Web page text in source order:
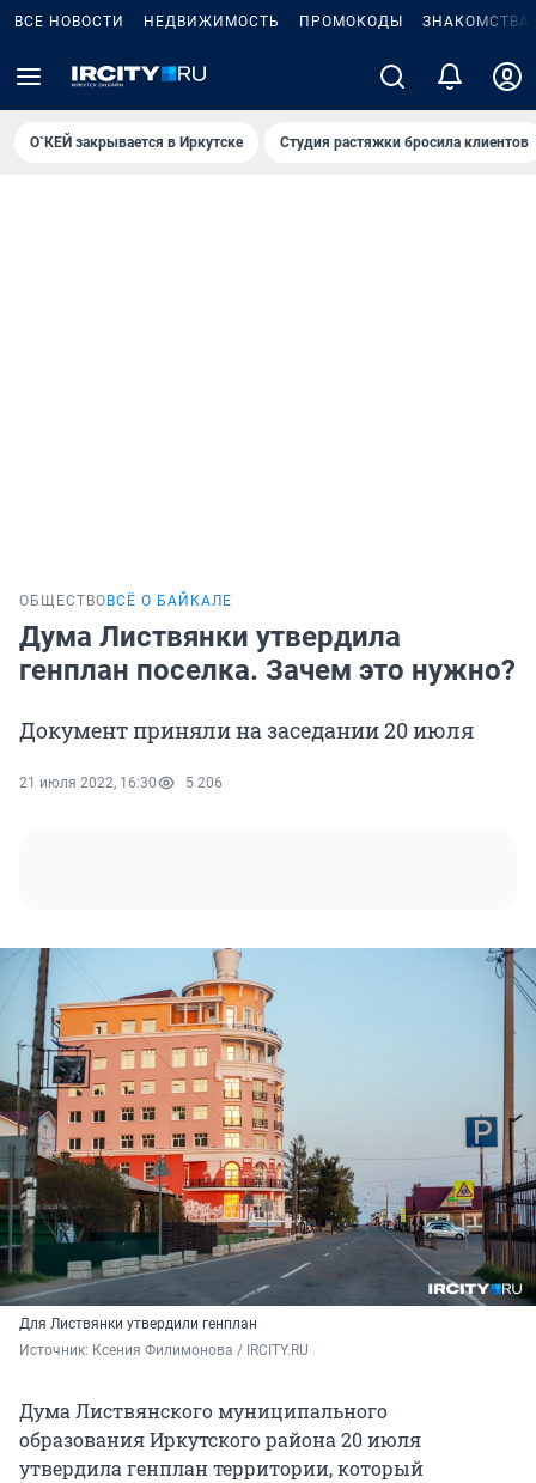
ВСЕ НОВОСТИ НЕДВИЖИМОСТЬ ПРОМОКОДЫ ЗНАКОМСТВА
О`КЕЙ закрывается в Иркутске Студия растяжки бросила клиентов
ОБЩЕСТВО ВСЁ О БАЙКАЛЕ
Дума Листвянки утвердила
генплан поселка. Зачем это нужно?
Документ приняли на заседании 20 июля
21 июля 2022, 16:30 5 206
Для Листвянки утвердили генплан
Источник: Ксения Филимонова / IRCITY.RU
Дума Листвянского муниципального
образования Иркутского района 20 июля
утвердила генплан территории, который